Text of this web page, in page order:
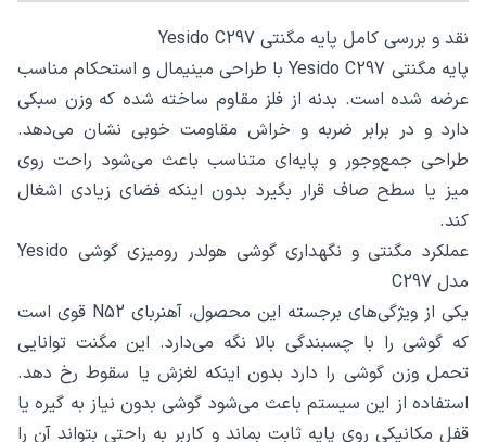
نقد و بررسی کامل پایه مگنتی Yesido C297
پایه مگنتی Yesido C297 با طراحی مینیمال و استحکام مناسب
عرضه شده است. بدنه از فلز مقاوم ساخته شده که وزن سبکی
دارد و در برابر ضربه و خراش مقاومت خوبی نشان می‌دهد.
طراحی جمع‌وجور و پایه‌ای متناسب باعث می‌شود راحت روی
میز یا سطح صاف قرار بگیرد بدون اینکه فضای زیادی اشغال
کند.
عملکرد مگنتی و نگهداری گوشی هولدر رومیزی گوشی Yesido
مدل C297
یکی از ویژگی‌های برجسته این محصول، آهنربای N52 قوی است
که گوشی را با چسبندگی بالا نگه می‌دارد. این مگنت توانایی
تحمل وزن گوشی را دارد بدون اینکه لغزش یا سقوط رخ دهد.
استفاده از این سیستم باعث می‌شود گوشی بدون نیاز به گیره یا
قفل مکانیکی روی پایه ثابت بماند و کاربر به راحتی بتواند آن را